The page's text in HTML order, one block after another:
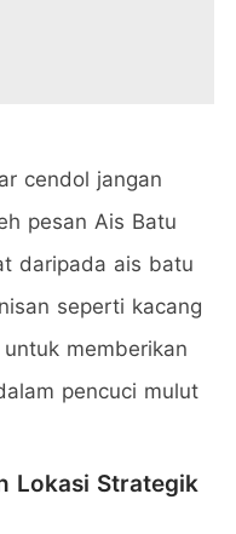
cendol jangan
pesan Ais Batu
daripada ais batu
seperti kacang
memberikan
pencuci mulut
Lokasi Strategik